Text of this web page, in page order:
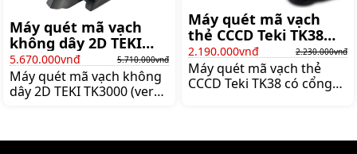
Máy quét mã vạch
không dây 2D TEKI
TK3000 (ver2)
5.670.000vnđ 5.710.000vnđ
Máy quét mã vạch không
dây 2D TEKI TK3000 (ver2)
Bluetoot, dung lượng pin
Máy quét mã vạch
thẻ CCCD Teki TK38
(2D)
2.190.000vnđ 2.230.000vnđ
Máy quét mã vạch thẻ
CCCD Teki TK38 có cổng
phân giải 4 mil giúp đọc